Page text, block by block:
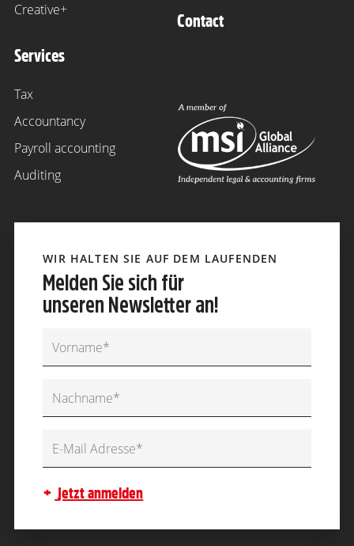
Creative+
Services
Tax
Accountancy
Payroll accounting
Auditing
Contact
WIR HALTEN SIE AUF DEM LAUFENDEN
Melden Sie sich für
unseren Newsletter an!
jetzt anmelden